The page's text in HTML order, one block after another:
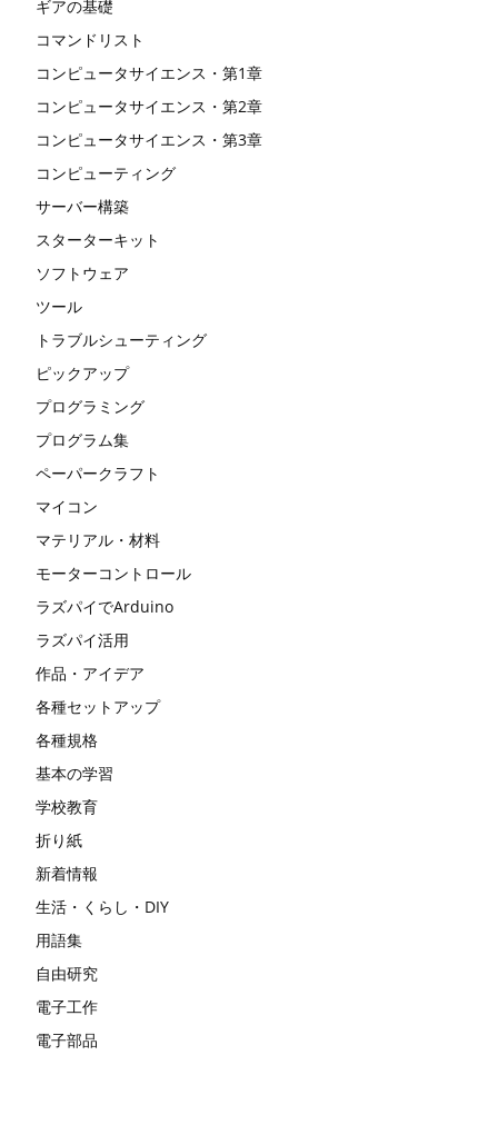
ギアの基礎
コマンドリスト
コンピュータサイエンス・第1章
コンピュータサイエンス・第2章
コンピュータサイエンス・第3章
コンピューティング
サーバー構築
スターターキット
ソフトウェア
ツール
トラブルシューティング
ピックアップ
プログラミング
プログラム集
ペーパークラフト
マイコン
マテリアル・材料
モーターコントロール
ラズパイでArduino
ラズパイ活用
作品・アイデア
各種セットアップ
各種規格
基本の学習
学校教育
折り紙
新着情報
生活・くらし・DIY
用語集
自由研究
電子工作
電子部品